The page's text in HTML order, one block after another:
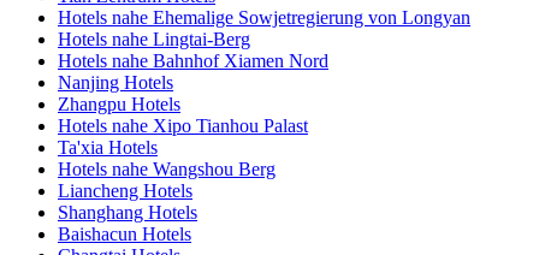
Hotels nahe Ehemalige Sowjetregierung von Longyan
Hotels nahe Lingtai-Berg
Hotels nahe Bahnhof Xiamen Nord
Nanjing Hotels
Zhangpu Hotels
Hotels nahe Xipo Tianhou Palast
Ta'xia Hotels
Hotels nahe Wangshou Berg
Liancheng Hotels
Shanghang Hotels
Baishacun Hotels